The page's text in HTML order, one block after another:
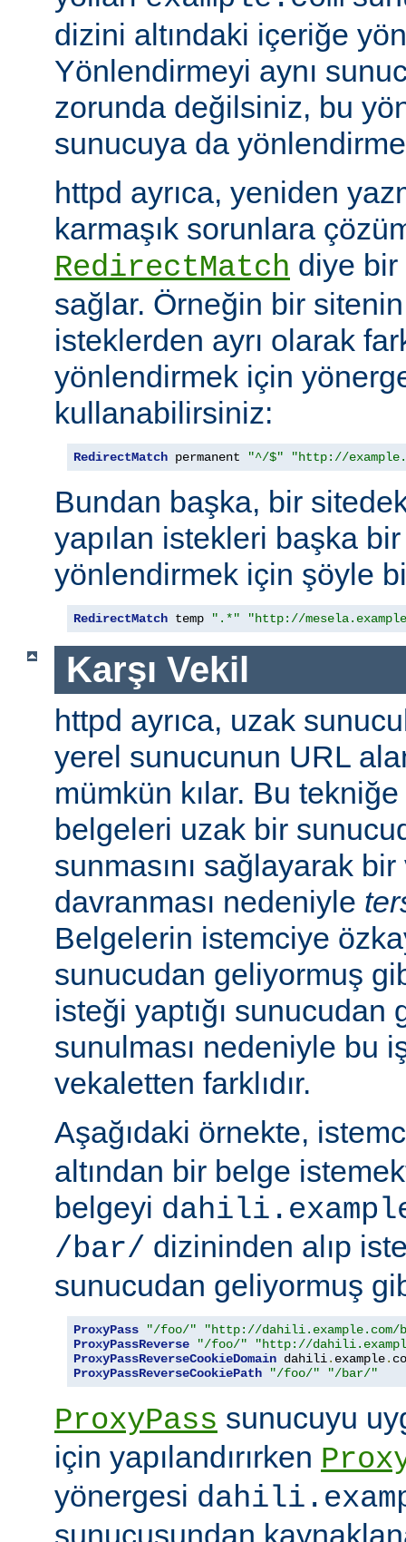
dizini altındaki içeriğe
Yönlendirmeyi aynı
zorunda değilsiniz, bu
sunucuya da
httpd ayrıca, yeniden
karmaşık sorunlara
RedirectMatch diye
sağlar. Örneğin bir
isteklerden ayrı olarak
yönlendirmek için
kullanabilirsiniz:
RedirectMatch permanent "^/$" "http://
Bundan başka, bir
yapılan istekleri başka
yönlendirmek için şöyle
RedirectMatch temp ".*" "http://
Karşı Vekil
httpd ayrıca, uzak
yerel sunucunun URL
mümkün kılar. Bu
belgeleri uzak bir
sunmasını sağlayarak
davranması nedeniyle
Belgelerin istemciye
sunucudan geliyormuş
isteği yaptığı sunucudan
sunulması nedeniyle bu
vekaletten farklıdır.
Aşağıdaki örnekte,
altından bir belge
belgeyi
/bar/ dizininden alıp
sunucudan geliyormuş
ProxyPass "/foo/"
"http://dahili.example.com/
ProxyPassReverse
"/foo/"
"http://
ProxyPassReverseCookieDomain dahili. example.
ProxyPassReverseCookiePath
"/foo/" "/bar/"
ProxyPass sunucuyu
için yapılandırırken
yönergesi
sunucusundan